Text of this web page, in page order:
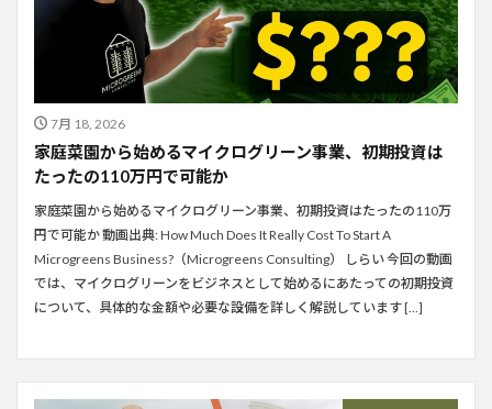
7月 18, 2026
家庭菜園から始めるマイクログリーン事業、初期投資は
たったの110万円で可能か
家庭菜園から始めるマイクログリーン事業、初期投資はたったの110万
円で可能か 動画出典: How Much Does It Really Cost To Start A
Microgreens Business?（Microgreens Consulting） しらい 今回の動画
では、マイクログリーンをビジネスとして始めるにあたっての初期投資
について、具体的な金額や必要な設備を詳しく解説しています […]